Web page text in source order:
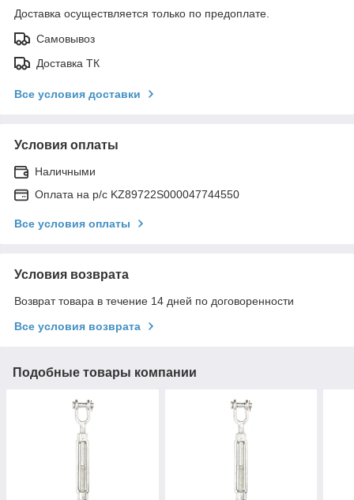
Доставка осуществляется только по предоплате.
Самовывоз
Доставка ТК
Все условия доставки
Условия оплаты
Наличными
Оплата на р/с KZ89722S000047744550
Все условия оплаты
Условия возврата
Возврат товара в течение 14 дней по договоренности
Все условия возврата
Подобные товары компании